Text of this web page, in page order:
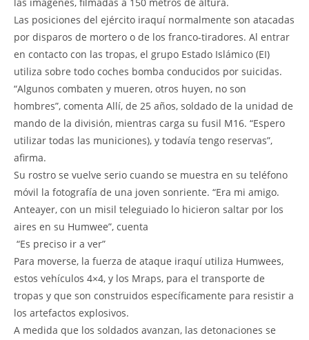
las imágenes, filmadas a 150 metros de altura.
Las posiciones del ejército iraquí normalmente son atacadas
por disparos de mortero o de los franco-tiradores. Al entrar
en contacto con las tropas, el grupo Estado Islámico (EI)
utiliza sobre todo coches bomba conducidos por suicidas.
“Algunos combaten y mueren, otros huyen, no son
hombres”, comenta Allí, de 25 años, soldado de la unidad de
mando de la división, mientras carga su fusil M16. “Espero
utilizar todas las municiones), y todavía tengo reservas”,
afirma.
Su rostro se vuelve serio cuando se muestra en su teléfono
móvil la fotografía de una joven sonriente. “Era mi amigo.
Anteayer, con un misil teleguiado lo hicieron saltar por los
aires en su Humwee”, cuenta
 “Es preciso ir a ver” 
Para moverse, la fuerza de ataque iraquí utiliza Humwees,
estos vehículos 4×4, y los Mraps, para el transporte de
tropas y que son construidos específicamente para resistir a
los artefactos explosivos.
A medida que los soldados avanzan, las detonaciones se